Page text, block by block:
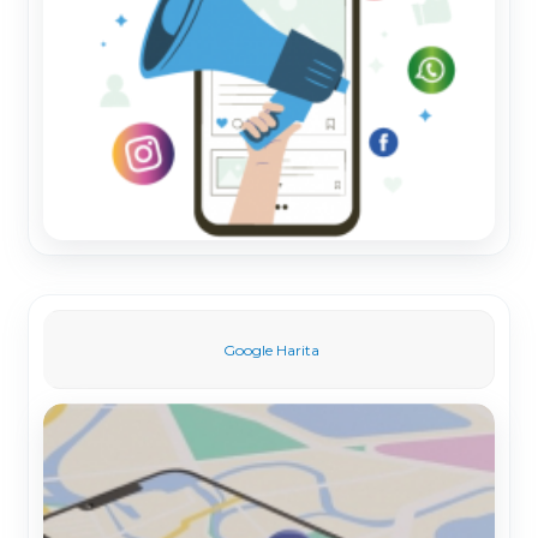
Google Harita